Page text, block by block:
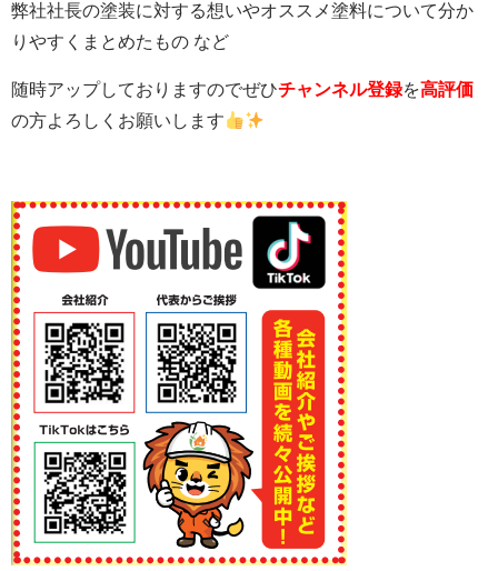
弊社社長の塗装に対する想いやオススメ塗料について分か
りやすくまとめたもの など
随時アップしておりますのでぜひチャンネル登録を高評価
の方よろしくお願いします